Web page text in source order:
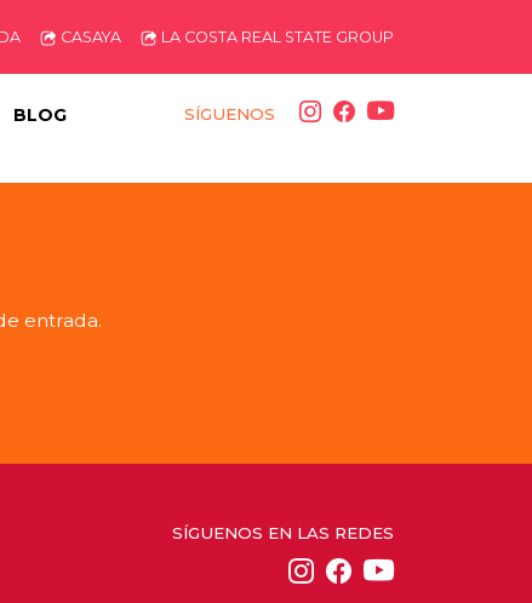
CASAYA LA COSTA REAL STATE GROUP
BLOG SÍGUENOS
entrada.
SÍGUENOS EN LAS REDES